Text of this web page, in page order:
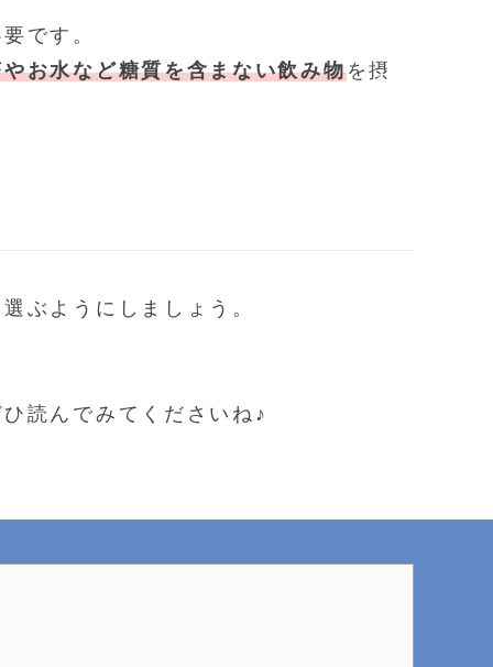
です。
お水など糖質を含まない飲み物を摂
ぶようにしましょう。
読んでみてくださいね♪